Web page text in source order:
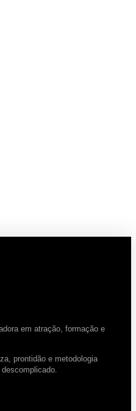
em atração, formação e
prontidão e metodologia